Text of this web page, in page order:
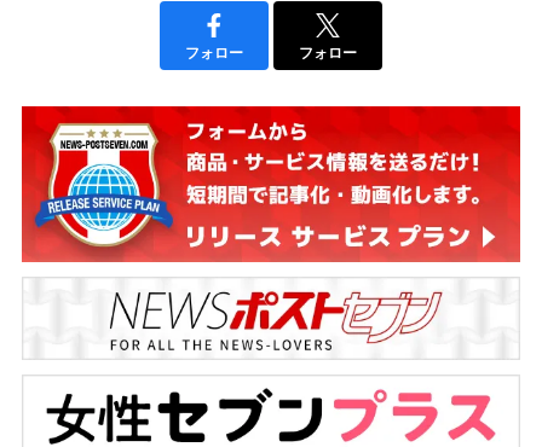
フォロー フォロー